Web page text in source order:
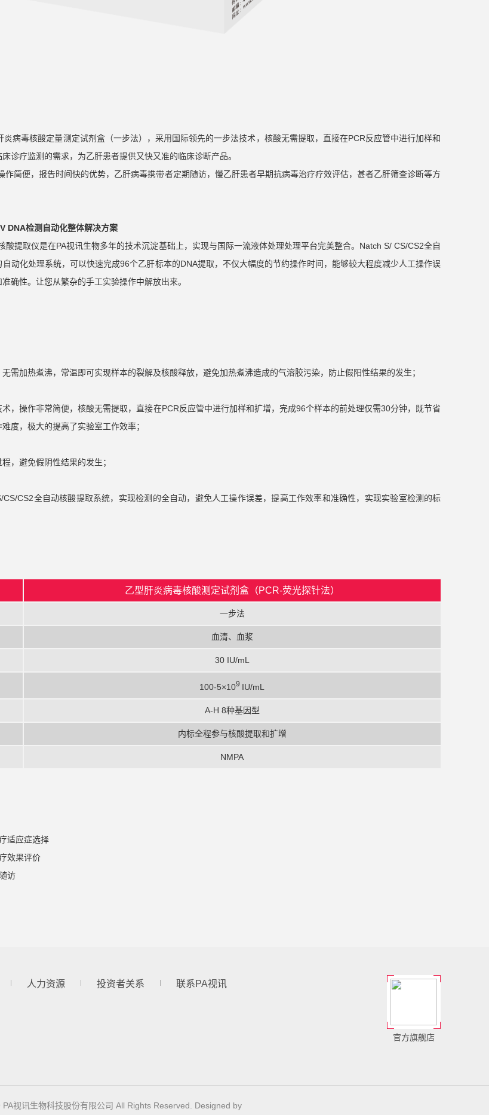
炎病毒核酸定量测定试剂盒（一步法），采用国际领先的一步法技术，核酸无需提取，直接在PCR反应管中进行加样和
诊疗监测的需求，为乙肝患者提供又快又准的临床诊断产品。
作简便，报告时间快的优势，乙肝病毒携带者定期随访，慢乙肝患者早期抗病毒治疗疗效评估，甚者乙肝筛查诊断等方
DNA检测自动化整体解决方案
酸提取仪是在PA视讯生物多年的技术沉淀基础上，实现与国际一流液体处理处理平台完美整合。Natch S/ CS/CS2全自
动化处理系统，可以快速完成96个乙肝标本的DNA提取，不仅大幅度的节约操作时间，能够较大程度减少人工操作误
确性。让您从繁杂的手工实验操作中解放出来。
需加热煮沸，常温即可实现样本的裂解及核酸释放，避免加热煮沸造成的气溶胶污染，防止假阳性结果的发生；
，操作非常简便，核酸无需提取，直接在PCR反应管中进行加样和扩增，完成96个样本的前处理仅需30分钟，既节省
度，极大的提高了实验室工作效率；
，避免假阴性结果的发生；
CS/CS2全自动核酸提取系统，实现检测的全自动，避免人工操作误差，提高工作效率和准确性，实现实验室检测的标
乙型肝炎病毒核酸测定试剂盒（PCR-荧光探针法）
一步法
血清、血浆
30 IU/mL
100-5×109 IU/mL
A-H 8种基因型
内标全程参与核酸提取和扩增
NMPA
适应症选择
效果评价
访
人力资源 投资者关系 联系PA视讯
官方旗舰店
视讯生物科技股份有限公司 All Rights Reserved. Designed by